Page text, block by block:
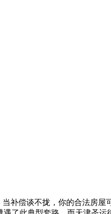
补偿谈不拢，你的合法房